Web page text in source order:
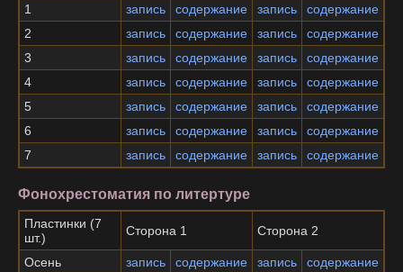
1 запись содержание запись
содержание
2
запись содержание запись
содержание
3
запись содержание запись
содержание
4
запись содержание запись
содержание
5
запись содержание запись
содержание
6
запись содержание запись
содержание
7
запись содержание запись содержание
Фонохрестоматия по литертуре
Пластинки (7
шт.)
Сторона 1 Сторона 2
Осень запись содержание запись
содержание